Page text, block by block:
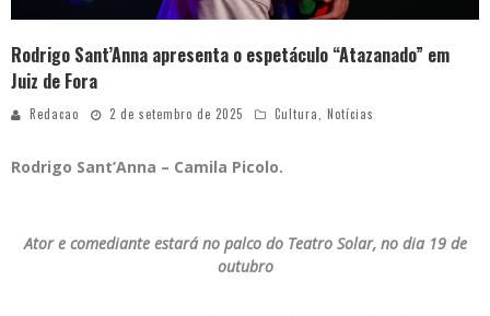
Rodrigo Sant’Anna apresenta o espetáculo “Atazanado” em
Juiz de Fora
Redacao 2 de setembro de 2025 Cultura, Notícias
Rodrigo Sant’Anna – Camila Picolo.
Ator e comediante estará no palco do Teatro Solar, no dia 19 de
outubro